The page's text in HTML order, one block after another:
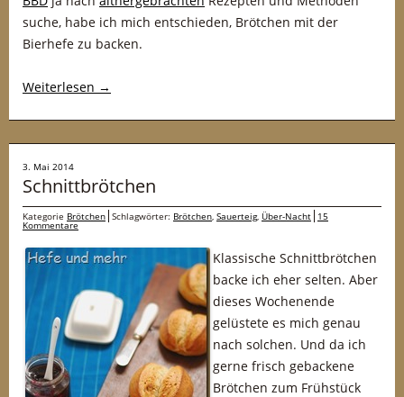
suche, habe ich mich entschieden, Brötchen mit der
Bierhefe zu backen.
Weiterlesen →
3. Mai 2014
Schnittbrötchen
Kategorie Brötchen Schlagwörter: Brötchen, Sauerteig, Über-Nacht 15
Kommentare
Klassische Schnittbrötchen
backe ich eher selten. Aber
dieses Wochenende
gelüstete es mich genau
nach solchen. Und da ich
gerne frisch gebackene
Brötchen zum Frühstück